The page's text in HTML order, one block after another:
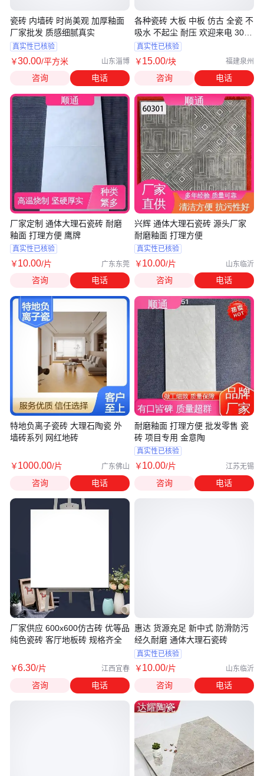
瓷砖 内墙砖 时尚美观 加厚釉面
厂家批发 质感细腻真实
真实性已核验
￥30.00/平方米 山东淄博
咨询 电话
厂家定制 通体大理石瓷砖 耐磨
釉面 打理方便 鹰牌
真实性已核验
￥10.00/片 广东东莞
咨询 电话
特地负离子瓷砖 大理石陶瓷 外
墙砖系列 网红地砖
￥1000.00/片 广东佛山
咨询 电话
厂家供应 600x600仿古砖 优等品
纯色瓷砖 客厅地板砖 规格齐全
￥6.30/片 江西宜春
咨询 电话
各种瓷砖 大板 中板 仿古 全瓷 不
吸水 不起尘 耐压 欢迎来电 300
400 600 800
真实性已核验
￥15.00/块 福建泉州
咨询 电话
兴辉 通体大理石瓷砖 源头厂家
耐磨釉面 打理方便
真实性已核验
￥10.00/片 山东临沂
咨询 电话
耐磨釉面 打理方便 批发零售 瓷
砖 项目专用 金意陶
真实性已核验
￥10.00/片 江苏无锡
咨询 电话
惠达 货源充足 新中式 防滑防污
经久耐磨 通体大理石瓷砖
真实性已核验
￥10.00/片 山东临沂
咨询 电话